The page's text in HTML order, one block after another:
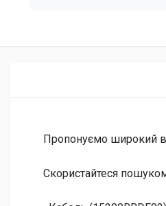
Пропонуємо широкий
Скористайтеся